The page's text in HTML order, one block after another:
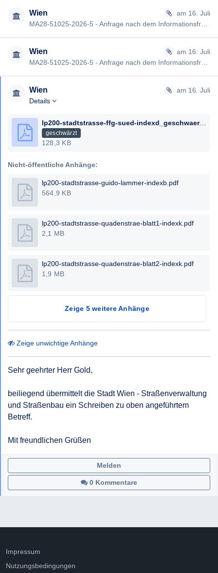
Wien
am 16. Juli
Wien
am 16. Juli
Wien
am 16. Juli
Details
lp200-stadtstrasse-ffg-sued-indexd_geschwaerzt.pdf
geschwärzt
128,3 KB
Nicht-öffentliche Anhänge:
lp200-stadtstrasse-guido-lammer-indexb.pdf
564,9 KB
lp200-stadtstrasse-quadenstrae-blatt1-indexk.pdf
2,1 MB
lp200-stadtstrasse-quadenstrae-blatt2-indexk.pdf
1,9 MB
Zeige 5 weitere Anhänge
Zeige unwichtige Anhänge
Sehr geehrter Herr Gold,
beiliegend übermittelt die Stadt Wien - Straßenverwaltung
und Straßenbau ein Schreiben zu oben angeführtem
Betreff.
Mit freundlichen Grüßen
0 Kommentare
Melden
Impressum
Nutzungsbedingungen